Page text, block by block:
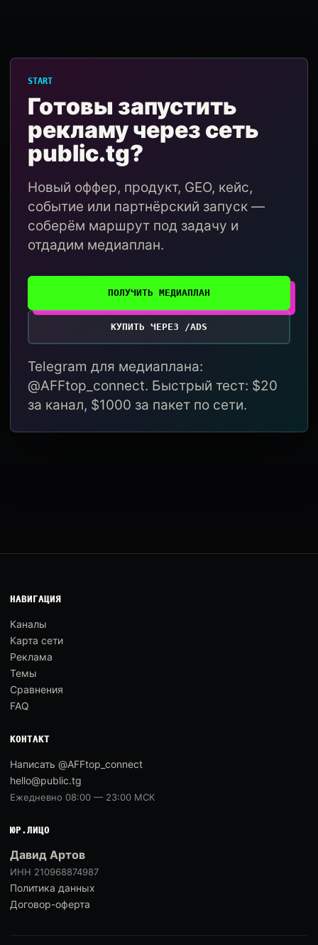
START
Готовы запустить
рекламу через сеть
public.tg?
Новый оффер, продукт, GEO, кейс,
событие или партнёрский запуск —
соберём маршрут под задачу и
отдадим медиаплан.
ПОЛУЧИТЬ МЕДИАПЛАН
КУПИТЬ ЧЕРЕЗ /ADS
Telegram для медиаплана:
@AFFtop_connect. Быстрый тест: $20
за канал, $1000 за пакет по сети.
НАВИГАЦИЯ
Каналы
Карта сети
Реклама
Темы
Сравнения
FAQ
КОНТАКТ
Написать @AFFtop_connect
hello@public.tg
Ежедневно 08:00 — 23:00 МСК
ЮР.ЛИЦО
Давид Артов
ИНН 210968874987
Политика данных
Договор-оферта